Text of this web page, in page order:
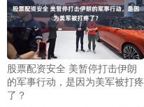
股票配资安全 美暂停打击伊朗
的军事行动，是因为美军被打疼
了？